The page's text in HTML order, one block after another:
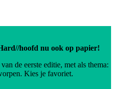
hoofd nu ook op papier!
de eerste editie, met als thema:
Kies je favoriet.